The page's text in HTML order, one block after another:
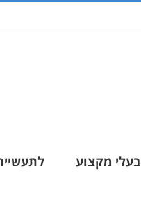
בעלי מקצוע